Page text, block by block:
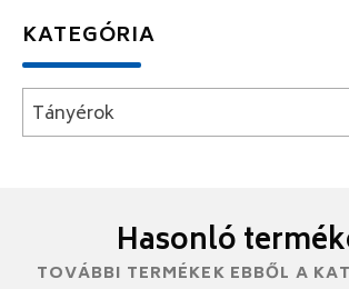
KATEGÓRIA
Tányérok
Hasonló
TOVÁBBI TERMÉKEK EBBŐL A